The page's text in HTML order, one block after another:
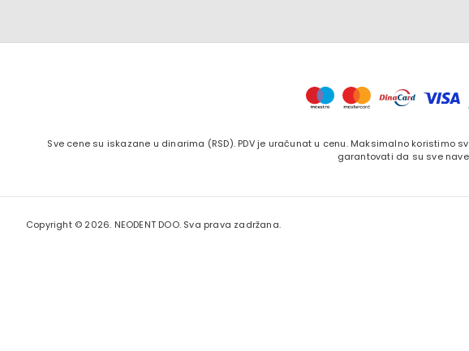
Sve cene su iskazane u dinarima (RSD). PDV je uračunat u cenu. Maksimalno
garantovati da su sve
Copyright © 2026. NEODENT DOO. Sva prava zadržana.